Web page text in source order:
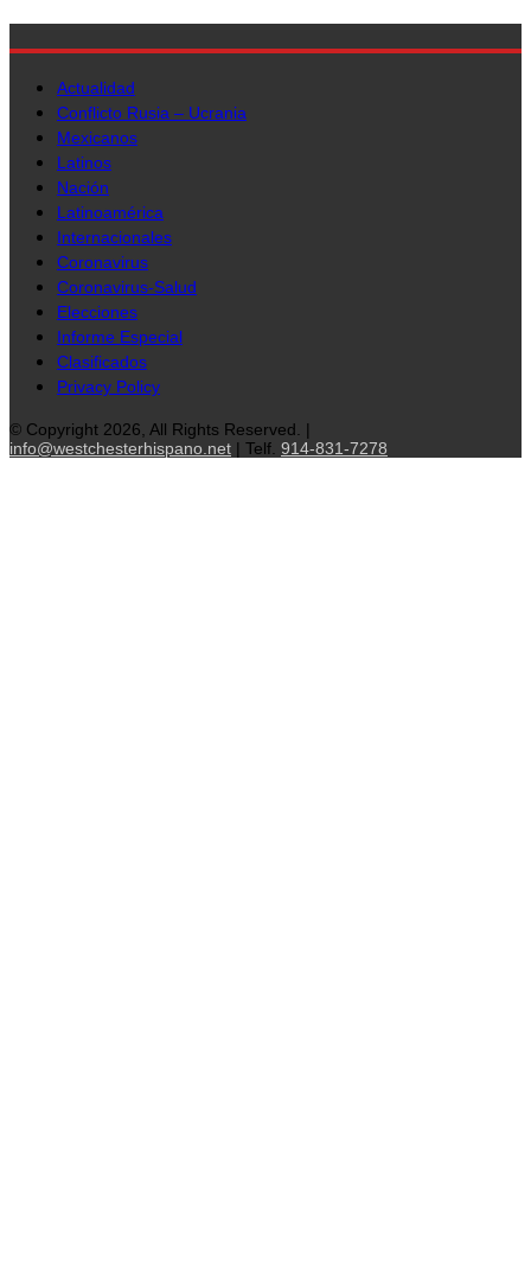
Actualidad
Conflicto Rusia – Ucrania
Mexicanos
Latinos
Nación
Latinoamérica
Internacionales
Coronavirus
Coronavirus-Salud
Elecciones
Informe Especial
Clasificados
Privacy Policy
© Copyright 2026, All Rights Reserved. |
info@westchesterhispano.net | Telf. 914-831-7278